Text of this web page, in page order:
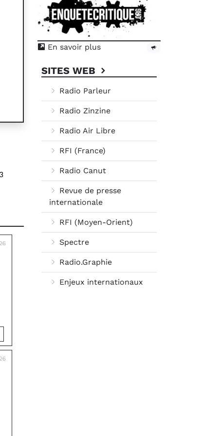
En savoir plus
SITES WEB
Radio Parleur
Radio Zinzine
Radio Air Libre
RFI (France)
Radio Canut
Revue de presse
internationale
RFI (Moyen-Orient)
Spectre
Radio.Graphie
Enjeux internationaux